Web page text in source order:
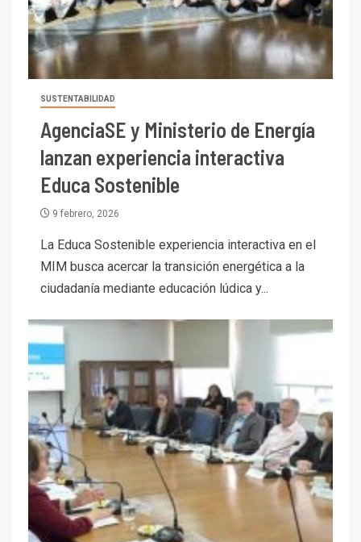
SUSTENTABILIDAD
AgenciaSE y Ministerio de Energía
lanzan experiencia interactiva
Educa Sostenible
9 febrero, 2026
La Educa Sostenible experiencia interactiva en el
MIM busca acercar la transición energética a la
ciudadanía mediante educación lúdica y...